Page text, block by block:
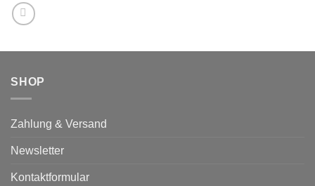
SHOP
Zahlung & Versand
Newsletter
Kontaktformular